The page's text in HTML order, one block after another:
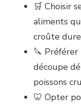
🛒 Choisir
aliments
croûte
🔪
découpe
poissons
🦷 Opter